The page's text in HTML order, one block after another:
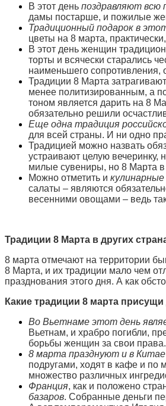
В этот день поздравляют всю
дамы постарше, и пожилые
Традиционный подарок в
цветы на 8 марта,
В этот день женщин
торты и всячески старались
наименьшего сопротивления,
Традиции 8 Марта
менее политизированным, а
тоном является дарить на 8
обязательно решили
Еще одна традиция
для всей страны. И ни одно
Традицией можно назвать
устраивают целую
милые сувениры, но 8 Марта
Можно отметить и
салаты – являются
весенними овощами – ведь
Традиции 8 Марта в других
8 марта отмечают на территории
8 Марта, и их традиции мало чем
празднования этого дня. А как
Какие традиции 8 марта
Во Вьетнаме этот день
Вьетнам, и храбро погибли,
борьбы женщин за свои права.
8 марта празднуют и в Китае
подругами, ходят в кафе и по
множество различных
Франция, как и положено
базаров. Собранные деньги